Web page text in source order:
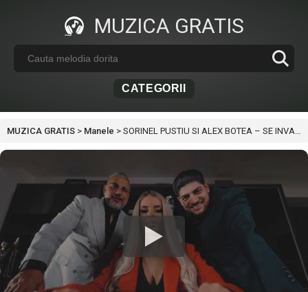
MUZICA GRATIS
CATEGORII
MUZICA GRATIS > Manele > SORINEL PUSTIU SI ALEX BOTEA – SE INVARTE CA CD-UL